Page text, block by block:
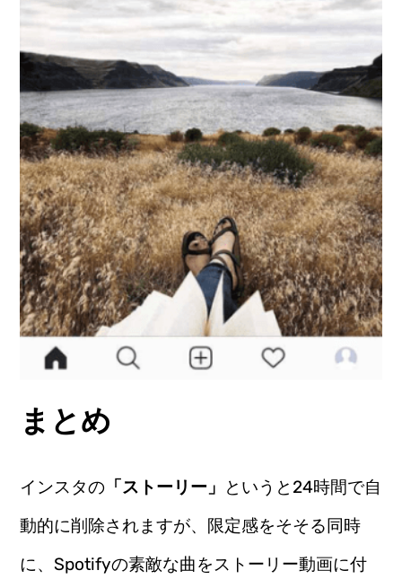
まとめ
インスタの 「ストーリー」 というと24時間で自
動的に削除されますが、限定感をそそる同時
に、Spotifyの素敵な曲をストーリー動画に付